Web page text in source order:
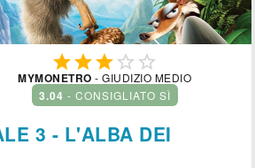
  
MYMONETRO - GIUDIZIO MEDIO
3.04 - CONSIGLIATO SÌ
3 - L'ALBA DEI